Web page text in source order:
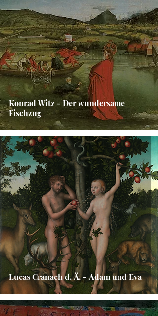
Konrad Witz - Der wundersame
Fischzug
Lucas Cranach d. Ä. - Adam und Eva